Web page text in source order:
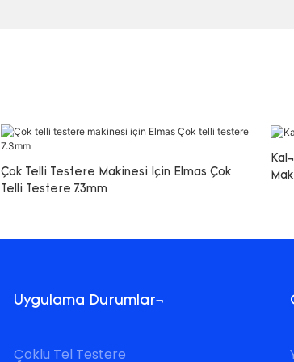
Çok Telli Testere Makinesi Için Elmas Çok
Telli Testere 7.3mm
Uygulama Durumları
Çoklu Tel Testere